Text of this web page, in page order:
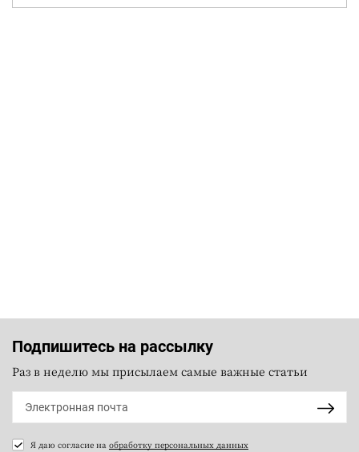
Подпишитесь на рассылку
Раз в неделю мы присылаем самые важные статьи
Я даю согласие на обработку персональных данных